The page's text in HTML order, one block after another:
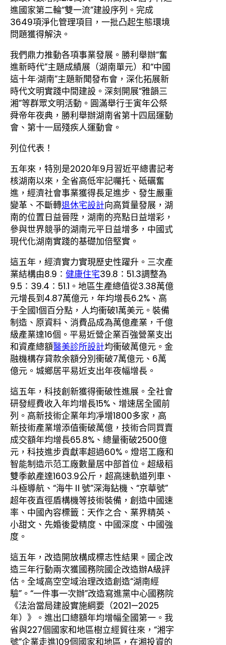
進國家第二輪“雙一流”建設序列。完成
3649項淨化管理項目，一批凸起生態環境
問題獲得解決。
我們鼎力推動各項事業發展。勝利舉辦“奮
進新時代”主題成績展（湖南單元）和“中國
這十年·湖南”主題新聞發布會，深化拓展新
時代文明實踐中間建設。深刻開展“雅韻三
湘”等群眾文明活動。圓滿舉行壬寅年公祭
舜帝年夜典，勝利舉辦湖南省第十四屆運動
會、第十一屆殘疾人運動會。
列位代表！
五年來，特別是2020年9月習近平總書記考
核湖南以來，全省高低牢記囑托、砥礪奮
進，經濟社會事業獲得長足進步、發生嚴重
變革、不斷轉退休宅設計向高質量發展，湖
南的位置日益晉陞，湖南的亮點日益增彩，
參與世界競爭的湖南元平日益增多，中國式
現代化湖南實踐的基礎加倍堅實。
這五年，經濟實力實現歷史性躍升。三次產
業結構由8.9∶ 健康住宅39.8∶51.3調整為
9.5∶39.4∶51.1。地區生產總值從3.38萬億
元增長到4.87萬億元，年均增長6.2%、高
于全國1個百分點，人均衝破1萬美元。裝備
制造、原資料、消費品成為萬億產業，千億
級產業達16個。平易近營企業百強營業支出
和資產總額醫美診所設計均衝破萬億元。金
融機構存貸款余額分別衝破7萬億元、6萬
億元。城鄉居平易近支出年夜幅增長。
這五年，科技創新獲得衝破性進展。全社會
研發經費收入年均增長15%、增速居全國前
列。高新技術企業年均凈增1800多家，高
新技術產業增添值衝破萬億，技術合同買賣
成交額年均增長65.8%、總量衝破2500億
元，科技進步貢獻率超過60%。燈塔工廠和
智能制造示范工廠數量居中部首位。超級稻
雙季畝產達1603.9公斤，超高速軌道列車、
斗極導航、“海牛Ⅱ號”深海鉆機、“京華號”
超年夜直徑盾構機等技術裝備，創造中國速
率、中國內容標籤：天作之合、業界精英、
小甜文、先婚後愛精度、中國深度、中國強
度。
這五年，改造開放構成標志性結果。國企改
造三年行動兩次獲國務院國企改造辦A級評
估。全域高空空域治理改造創造“湖南經
驗”。“一件事一次辦”改造寫進黨中心國務院
《法治當局建設實施綱要（2021—2025
年）》。進出口總額年均增幅全國第一。我
省與227個國家和地區樹立經貿往來，“湘字
號”企業走進109個國家和地區，在湘投資的